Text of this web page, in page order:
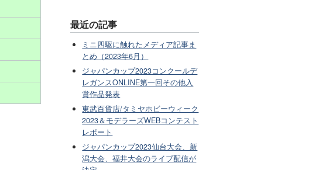
最近の記事
ミニ四駆に触れたメディア記事ま
とめ（2023年6月）
ジャパンカップ2023コンクールデ
レガンスONLINE第一回その他入
賞作品発表
東武百貨店/タミヤホビーウィーク
2023＆モデラーズWEBコンテスト
レポート
ジャパンカップ2023仙台大会、新
潟大会、福井大会のライブ配信が